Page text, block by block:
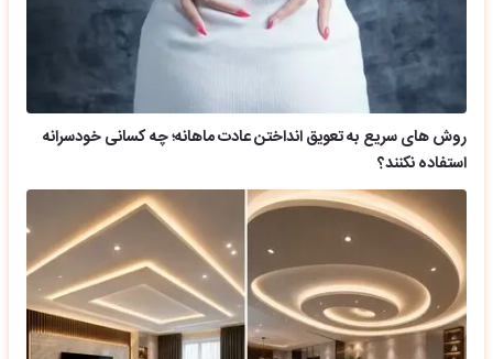
روش های سریع به تعویق انداختن عادت ماهانه؛ چه کسانی خودسرانه
استفاده نکنند؟